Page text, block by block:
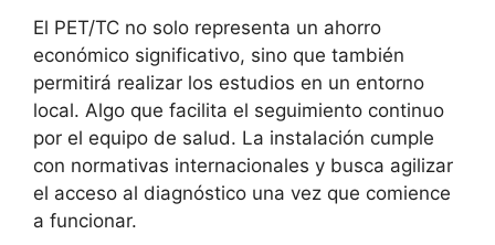
El PET/TC no solo representa un ahorro
económico significativo, sino que también
permitirá realizar los estudios en un entorno
local. Algo que facilita el seguimiento continuo
por el equipo de salud. La instalación cumple
con normativas internacionales y busca agilizar
el acceso al diagnóstico una vez que comience
a funcionar.